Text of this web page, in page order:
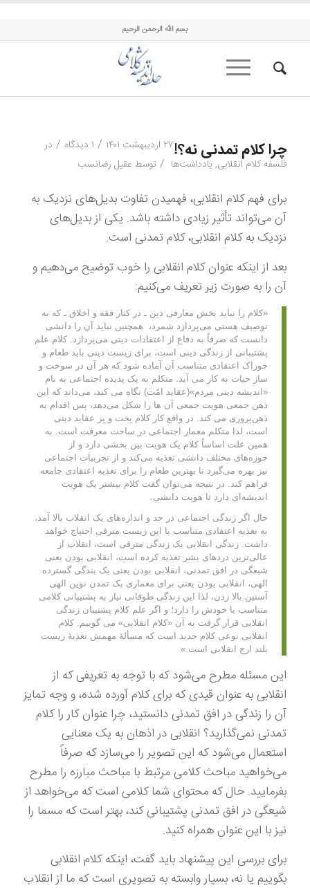
حلقه اندیشه کلامی
بسم الله الرحمن الرحیم
چرا کلام تمدنی نه؟!۲۷ اردیبهشت ۱۴۰۱ / ۱ دیدگاه / در
فلسفه کلام انقلابی, یادداشت‌ها / توسط عقیل رضانسب
برای فهم کلام انقلابی، فهمیدن تفاوت بدیل‌های نزدیک به
آن می‌تواند تأثیر زیادی داشته باشد. یکی از بدیل‌های
نزدیک به کلام انقلابی، کلام تمدنی است.
بعد از اینکه عنوان کلام انقلابی را خوب توضیح می‌دهیم و
آن را به صورت زیر تعریف می‌کنیم:
«کلام را نباید بخش معارفی دین ـ در کنار فقه و اخلاق ـ که به
توصیف هستی می‌پردازد شمرد، همچنین نباید آن را دانشی
دانست که صرفاً به دفاع از اعتقادات دینی می‌پردازد. کلام علم
پشتیبانی از زندگی دینی است، برای زیست دینی باید طعام و
خوراک اعتقادی متناسب آن آماده شود که هر آن در سوخت و
ساز حیات به کار می آید. متکلم به یک پدیده اجتماعی به نام
«اندیشه دینی مردم»(عقاید امّت) نگاه می کند، می‌داند که این
ذهن جمعی هویت جمعی آن ها را شکل می‌دهد، پس اقدام به
ذهن‌پروری می کند. در واقع کار کلام پخت و پز عقاید دینی
است، لذا متکلم معمار اجتماعی در ساحت معرفت است. به
همین علت اساساً کلام یک هویت بین بخشی دارد و از
حوزه‌های مختلف دانشی تغذیه می‌کند و از تجربیات اجتماعی
نیز بهره می‌گیرد تا بهترین طعام را برای تغذیه اعتقادی جامعه
فراهم کند. در نتیجه می‌توان گفت کلام بیشتر یک هویت
اندیشه‌‌ای دارد تا هویت دانشی.
حال اگر زندگی اجتماعی در حد و اندازه‌های یک انقلاب بالا آمد،
به تغذیه‌ اعتقادی متناسب با این زیست مترقی احتیاج خواهد
داشت. زندگی انقلابی یک زندگی مترقی است، انقلاب از
عالی‌ترین دردهای بشر تغذیه کرده است، انقلابی بودن یعنی
شیعگی در افق تمدنی، انقلابی بودن یعنی یک بندگی گسترده
الهی، انقلابی بودن یعنی برای معماری یک تمدن نوین الهی
آستین بالا زدن، لذا این زندگی طوفانی نیاز به پشتیبانی کلامی
متناسب با خودش را دارد؛ و اگر علم کلام پشتیبان زندگی
انقلابی قرار گرفت به آن «کلام انقلابی» می گوییم. کلام
انقلابی نوعی کلام جدید است که مسألۀ مهمش تغذیۀ زیست
بلند ارج انقلابی است.»
این مسئله مطرح می‌شود که با توجه به تعریفی که از
انقلابی به عنوان قیدی که برای کلام آورده شده، و وجه تمایز
آن را زندگی در افق تمدنی دانستید، چرا عنوان کار را کلام
تمدنی نمی‌گذارید؟ انقلابی در اذهان به یک معنایی
استعمال می‌شود که این تصویر را می‌سازد که صرفاً
می‌خواهید مباحث کلامی مرتبط با مباحث مبارزه را مطرح
بفرمایید. حال که محتوای شما کلامی است که می‌خواهد از
شیعگی در افق تمدنی پشتیبانی کند، بهتر است که مسما را
نیز با این عنوان همراه کنید.
برای بررسی این پیشنهاد باید گفت، اینکه کلام انقلابی
بگوییم یا نه، بسیار وابسته به تصویری است که ما از انقلاب